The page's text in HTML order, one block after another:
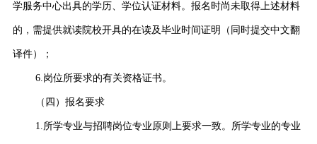
学服务中心出具的学历、学位认证材料。报名时尚未取得上述材料
的，需提供就读院校开具的在读及毕业时间证明（同时提交中文翻
译件）；
6.岗位所要求的有关资格证书。
（四）报名要求
1.所学专业与招聘岗位专业原则上要求一致。所学专业的专业